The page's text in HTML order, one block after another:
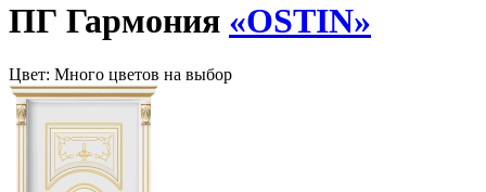
ПГ Гармония «OSTIN»
Цвет: Много цветов на выбор